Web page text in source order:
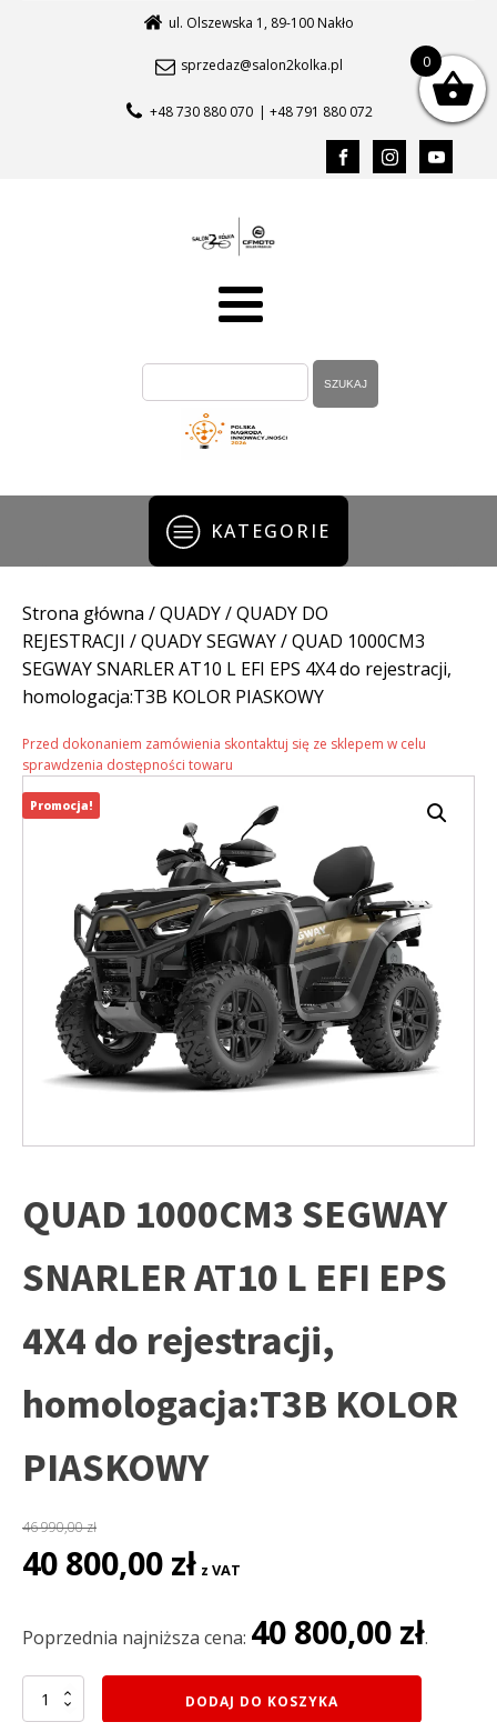
ul. Olszewska 1, 89-100 Nakło
sprzedaz@salon2kolka.pl
+48 730 880 070 | +48 791 880 072
KATEGORIE
Strona główna /QUADY/QUADY DO
REJESTRACJI /QUADY SEGWAY/ QUAD 1000CM3
SEGWAY SNARLER AT10 L EFI EPS 4X4 do rejestracji,
homologacja:T3B KOLOR PIASKOWY
Przed dokonaniem zamówienia skontaktuj się ze sklepem w celu
sprawdzenia dostępności towaru
QUAD 1000CM3 SEGWAY
SNARLER AT10 L EFI EPS
4X4 do rejestracji,
homologacja:T3B KOLOR
PIASKOWY
46 990,00zł
Pierwotna
cena
46
40 800,00 zł cena
40
z VAT
Poprzednia najniższa cena: 40 800,00 zł.
ilość
QUAD
DODAJ DO KOSZYKA
Promocja!
0